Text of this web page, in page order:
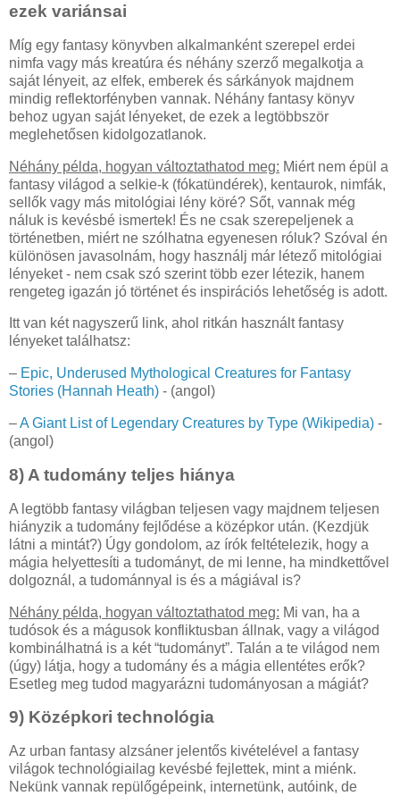
ezek variánsai
Míg egy fantasy könyvben alkalmanként szerepel erdei
nimfa vagy más kreatúra és néhány szerző megalkotja a
saját lényeit, az elfek, emberek és sárkányok majdnem
mindig reflektorfényben vannak. Néhány fantasy könyv
behoz ugyan saját lényeket, de ezek a legtöbbször
meglehetősen kidolgozatlanok.
Néhány példa, hogyan változtathatod meg: Miért nem épül a
fantasy világod a selkie-k (fókatündérek), kentaurok, nimfák,
sellők vagy más mitológiai lény köré? Sőt, vannak még
náluk is kevésbé ismertek! És ne csak szerepeljenek a
történetben, miért ne szólhatna egyenesen róluk? Szóval én
különösen javasolnám, hogy használj már létező mitológiai
lényeket - nem csak szó szerint több ezer létezik, hanem
rengeteg igazán jó történet és inspirációs lehetőség is adott.
Itt van két nagyszerű link, ahol ritkán használt fantasy
lényeket találhatsz:
– Epic, Underused Mythological Creatures for Fantasy
Stories (Hannah Heath) - (angol)
–A Giant List of Legendary Creatures by Type (Wikipedia) -
(angol)
8) A tudomány teljes hiánya
A legtöbb fantasy világban teljesen vagy majdnem teljesen
hiányzik a tudomány fejlődése a középkor után. (Kezdjük
látni a mintát?) Úgy gondolom, az írók feltételezik, hogy a
mágia helyettesíti a tudományt, de mi lenne, ha mindkettővel
dolgoznál, a tudománnyal is és a mágiával is?
Néhány példa, hogyan változtathatod meg: Mi van, ha a
tudósok és a mágusok konfliktusban állnak, vagy a világod
kombinálhatná is a két “tudományt”. Talán a te világod nem
(úgy) látja, hogy a tudomány és a mágia ellentétes erők?
Esetleg meg tudod magyarázni tudományosan a mágiát?
9) Középkori technológia
Az urban fantasy alzsáner jelentős kivételével a fantasy
világok technológiailag kevésbé fejlettek, mint a miénk.
Nekünk vannak repülőgépeink, internetünk, autóink, de